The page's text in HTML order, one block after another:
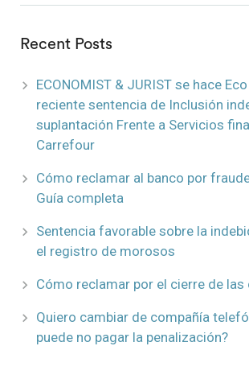
Recent Posts
ECONOMIST & JURIST se hace
reciente sentencia de Inclusión
suplantación Frente a Servicios
Carrefour
Cómo reclamar al banco por
Guía completa
Sentencia favorable sobre la
el registro de morosos
Cómo reclamar por el cierre de
Quiero cambiar de compañía
puede no pagar la penalización?